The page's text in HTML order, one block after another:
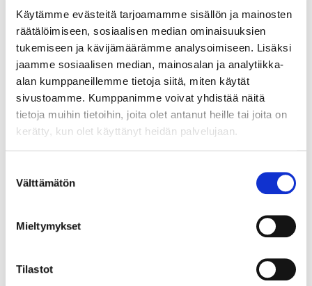
Käytämme evästeitä tarjoamamme sisällön ja mainosten
räätälöimiseen, sosiaalisen median ominaisuuksien
tukemiseen ja kävijämäärämme analysoimiseen. Lisäksi
jaamme sosiaalisen median, mainosalan ja analytiikka-
alan kumppaneillemme tietoja siitä, miten käytät
sivustoamme. Kumppanimme voivat yhdistää näitä
tietoja muihin tietoihin, joita olet antanut heille tai joita on
kerätty, kun olet käyttänyt heidän palvelujaan.
valinta
Välttämätön
Mieltymykset
Tilastot
Drowzee
Ecarte
Eleni
Estelle Travian
Fifty Cent
Fourcade
Full Dynamite
Gatlin Zet
Gimme Love
Grainfield Zeus
Herbert Luca
I Like Speed
Ivy Hoss